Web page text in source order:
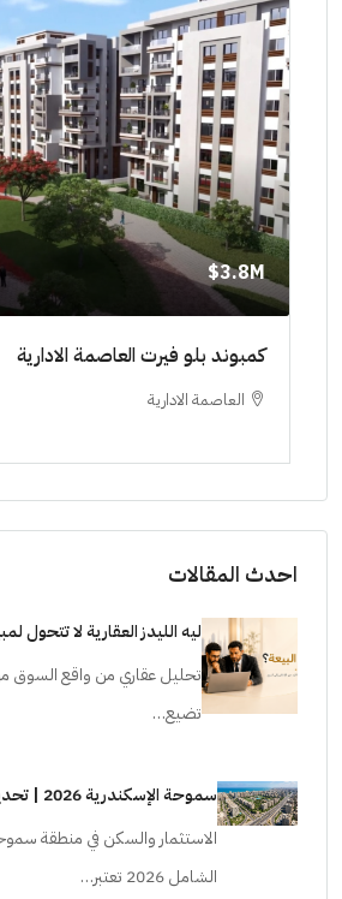
3.8M$
كمبوند بلو فيرت العاصمة الادارية
العاصمة الادارية
احدث المقالات
ليه الليدز العقارية لا تتحول
تحليل عقاري من واقع السوق من
تضيع…
سموحة الإسكندرية 2026 | تحديث الأسعار والمشاريع
الاستثمار والسكن في منطقة
الشامل 2026 تعتبر…